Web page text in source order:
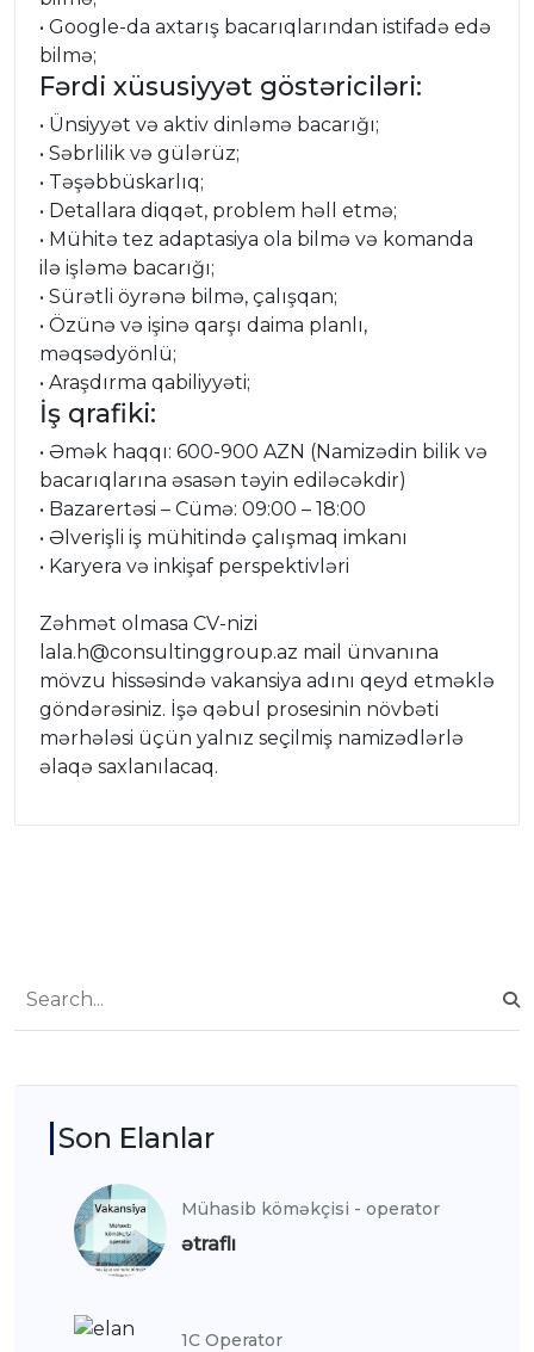
• Google-da axtarış bacarıqlarından istifadə edə
bilmə;
Fərdi xüsusiyyət göstəriciləri:
• Ünsiyyət və aktiv dinləmə bacarığı;
• Səbrlilik və gülərüz;
• Təşəbbüskarlıq;
• Detallara diqqət, problem həll etmə;
• Mühitə tez adaptasiya ola bilmə və komanda
ilə işləmə bacarığı;
• Sürətli öyrənə bilmə, çalışqan;
• Özünə və işinə qarşı daima planlı,
məqsədyönlü;
• Araşdırma qabiliyyəti;
İş qrafiki:
• Əmək haqqı: 600-900 AZN (Namizədin bilik və
bacarıqlarına əsasən təyin ediləcəkdir)
• Bazarertəsi – Cümə: 09:00 – 18:00
• Əlverişli iş mühitində çalışmaq imkanı
• Karyera və inkişaf perspektivləri
Zəhmət olmasa CV-nizi
lala.h@consultinggroup.az mail ünvanına
mövzu hissəsində vakansiya adını qeyd etməklə
göndərəsiniz. İşə qəbul prosesinin növbəti
mərhələsi üçün yalnız seçilmiş namizədlərlə
əlaqə saxlanılacaq.
Son Elanlar
Mühasib köməkçisi - operator
ətraflı
1C Operator